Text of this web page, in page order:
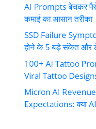
AI Prompts बेचकर
कमाई का आसान तरीका
SSD Failure
होने के 5 बड़े संकेत और
100+ AI Tattoo
Viral Tattoo
Micron AI
Expectations: क्या AI